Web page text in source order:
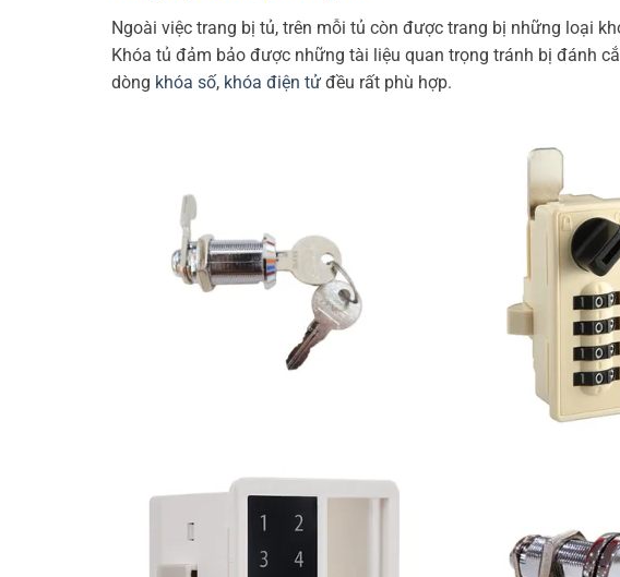
Ngoài việc trang bị tủ, trên mỗi tủ còn được trang bị những loại
Khóa tủ đảm bảo được những tài liệu quan trọng tránh bị đánh
dòng khóa số, khóa điện tử đều rất phù hợp.